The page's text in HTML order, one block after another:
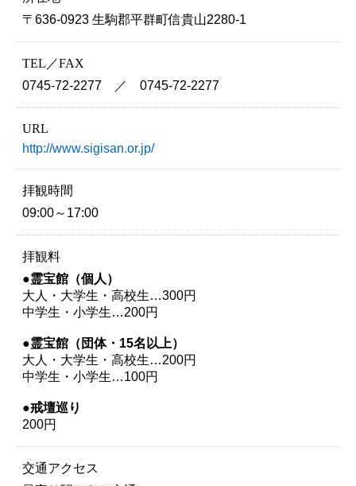
〒636-0923 生駒郡平群町信貴山2280-1
TEL／FAX
0745-72-2277 ／ 0745-72-2277
URL
http://www.sigisan.or.jp/
拝観時間
09:00～17:00
拝観料
●霊宝館（個人）
大人・大学生・高校生…300円
中学生・小学生…200円
●霊宝館（団体・15名以上）
大人・大学生・高校生…200円
中学生・小学生…100円
●戒壇巡り
200円
交通アクセス